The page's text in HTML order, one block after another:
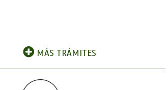
MÁS TRÁMITES